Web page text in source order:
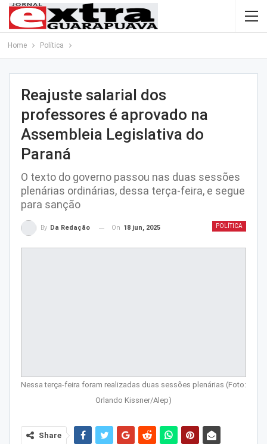
Home Política
Reajuste salarial dos
professores é aprovado na
Assembleia Legislativa do
Paraná
O texto do governo passou nas duas sessões
plenárias ordinárias, dessa terça-feira, e segue
para sanção
POLÍTICA
By Da Redação On 18 jun, 2025
Nessa terça-feira foram realizadas duas sessões plenárias (Foto:
Orlando Kissner/Alep)
Share